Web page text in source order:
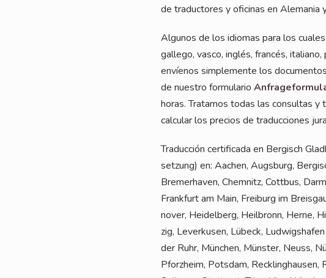
de tra­duc­to­res y ofi­ci­nas en Ale­ma­nia
Algu­nos de los idio­mas para los
gal­le­go, vas­co, inglés, fran­cés,
enví­e­nos sim­ple­men­te los
de nues­tro for­mu­la­rio
horas. Tra­ta­mos todas las con­sul­tas y
cal­cu­lar los pre­ci­os de tra­duc­cio­nes
Tra­duc­ción cer­ti­fi­ca­da en Ber­gisch
set­zung) en: Aachen, Augs­burg,
Bre­mer­ha­ven, Chem­nitz, Cott­bus,
Frank­furt am Main, Frei­burg im
no­ver, Hei­del­berg, Heil­bronn, Her­ne,
zig, Lever­ku­sen, Lübeck,
der Ruhr, Mün­chen, Müns­ter, Neuss,
Pforz­heim, Pots­dam, Reck­ling­hau­sen,